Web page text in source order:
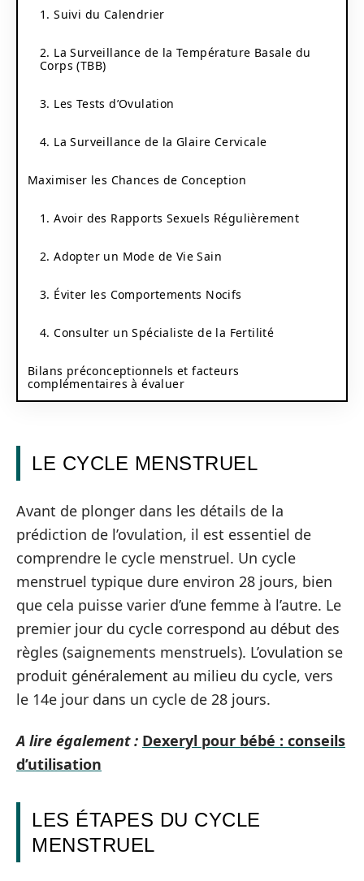
1. Suivi du Calendrier
2. La Surveillance de la Température Basale du
Corps (TBB)
3. Les Tests d’Ovulation
4. La Surveillance de la Glaire Cervicale
Maximiser les Chances de Conception
1. Avoir des Rapports Sexuels Régulièrement
2. Adopter un Mode de Vie Sain
3. Éviter les Comportements Nocifs
4. Consulter un Spécialiste de la Fertilité
Bilans préconceptionnels et facteurs
complémentaires à évaluer
LE CYCLE MENSTRUEL
Avant de plonger dans les détails de la
prédiction de l’ovulation, il est essentiel de
comprendre le cycle menstruel. Un cycle
menstruel typique dure environ 28 jours, bien
que cela puisse varier d’une femme à l’autre. Le
premier jour du cycle correspond au début des
règles (saignements menstruels). L’ovulation se
produit généralement au milieu du cycle, vers
le 14e jour dans un cycle de 28 jours.
A lire également : Dexeryl pour bébé : conseils
d’utilisation
LES ÉTAPES DU CYCLE
MENSTRUEL